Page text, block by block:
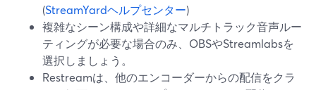
(StreamYardヘルプセンター)
複雑なシーン構成や詳細なマルチトラック音声ルー
ティングが必要な場合のみ、OBSやStreamlabsを
選択しましょう。
Restreamは、他のエンコーダーからの配信をクラ